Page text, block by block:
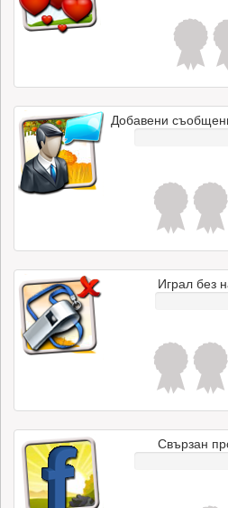
Добавени
Играл без
Свързан